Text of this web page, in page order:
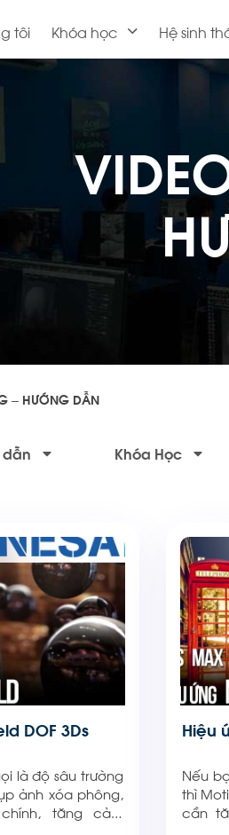
tôi Khóa học Hệ sinh
– HƯỚNG DẪN
dẫn Khóa Học
DOF 3Ds
là độ sâu trường
ảnh xóa phông,
tăng cảm
Hiệu
Nếu
thì
cần